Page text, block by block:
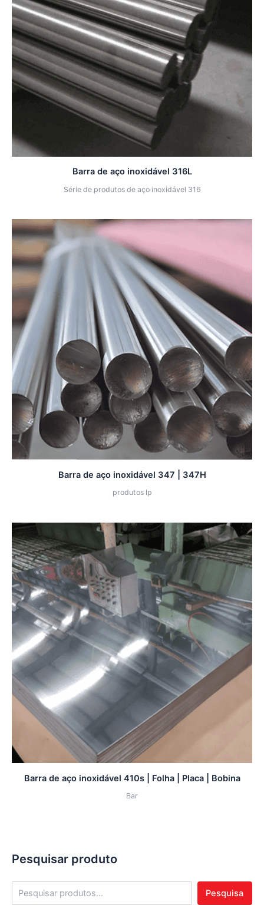
Pesquisar produto
Pesquisa
Barra de aço inoxidável 316L
Série de produtos de aço inoxidável 316
Barra de aço inoxidável 347 | 347H
produtos lp
Barra de aço inoxidável 410s | Folha | Placa | Bobina
Bar